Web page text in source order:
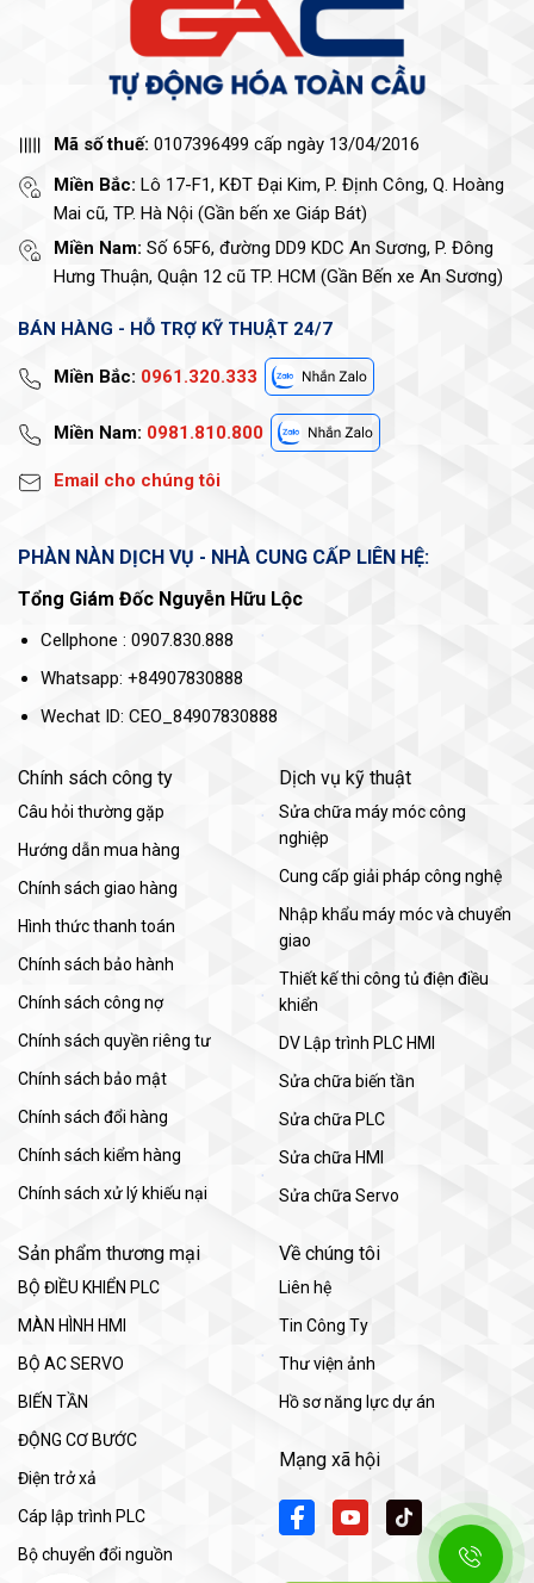
Mã số thuế: 0107396499 cấp ngày 13/04/2016
Miền Bắc: Lô 17-F1, KĐT Đại Kim, P. Định Công, Q. Hoàng
Mai cũ, TP. Hà Nội (Gần bến xe Giáp Bát)
Miền Nam: Số 65F6, đường DD9 KDC An Sương, P. Đông
Hưng Thuận, Quận 12 cũ TP. HCM (Gần Bến xe An Sương)
BÁN HÀNG - HỖ TRỢ KỸ THUẬT 24/7
Miền Bắc: 0961.320.333
Miền Nam: 0981.810.800
Email cho chúng tôi
PHÀN NÀN DỊCH VỤ - NHÀ CUNG CẤP LIÊN HỆ:
Tổng Giám Đốc Nguyễn Hữu Lộc
Cellphone : 0907.830.888
Whatsapp: +84907830888
Wechat ID: CEO_84907830888
Chính sách công ty
Câu hỏi thường gặp
Hướng dẫn mua hàng
Chính sách giao hàng
Hình thức thanh toán
Chính sách bảo hành
Chính sách công nợ
Chính sách quyền riêng tư
Chính sách bảo mật
Chính sách đổi hàng
Chính sách kiểm hàng
Chính sách xử lý khiếu nại
Dịch vụ kỹ thuật
Sửa chữa máy móc công
nghiệp
Cung cấp giải pháp công nghệ
Nhập khẩu máy móc và chuyển
giao
Thiết kế thi công tủ điện điều
khiển
DV Lập trình PLC HMI
Sửa chữa biến tần
Sửa chữa PLC
Sửa chữa HMI
Sửa chữa Servo
Sản phẩm thương mại
BỘ ĐIỀU KHIỂN PLC
MÀN HÌNH HMI
BỘ AC SERVO
BIẾN TẦN
ĐỘNG CƠ BƯỚC
Điện trở xả
Cáp lập trình PLC
Bộ chuyển đổi nguồn
Về chúng tôi
Liên hệ
Tin Công Ty
Thư viện ảnh
Hồ sơ năng lực dự án
Mạng xã hội